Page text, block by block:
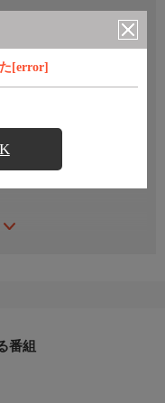
[error]
アプリ視聴
番組